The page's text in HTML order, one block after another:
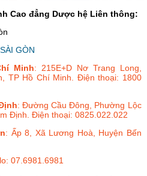
Cao đẳng Dược hệ Liên thông:
GÒN
Minh: 215E+D Nơ Trang Long,
TP Hồ Chí Minh. Điện thoại: 1800
: Đường Cầu Đông, Phường Lộc
Định. Điện thoại: 0825.022.022
: Ấp 8, Xã Lương Hoà, Huyện Bến
07.6981.6981